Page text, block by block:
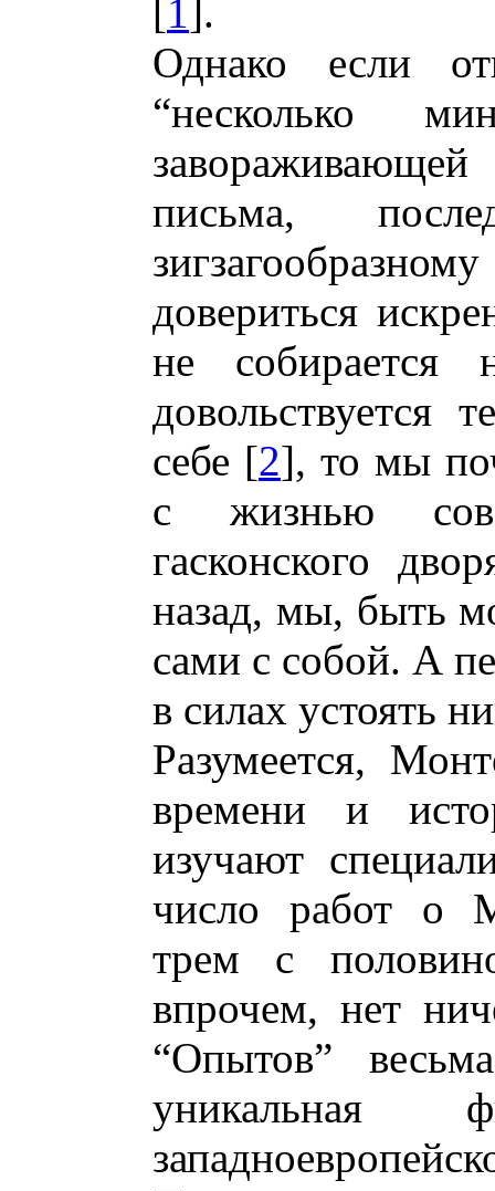
1 ].
Однако если
“несколько
письма,
довериться
не собирается
довольствуется
себе [2], то мы
с жизнью
гасконского
назад, мы, быть
сами с собой. А
в силах устоять
Разумеется,
времени и
изучают
число работ о
трем с
впрочем, нет
“Опытов”
уникальная